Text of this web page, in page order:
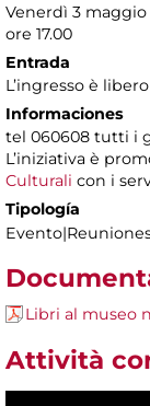
Venerdì 3 maggio
ore 17.00
Entrada
L’ingresso è
Informaciones
tel 060608 tutti i
L’iniziativa è
Culturali con i
Tipología
Libri al museo
Attività